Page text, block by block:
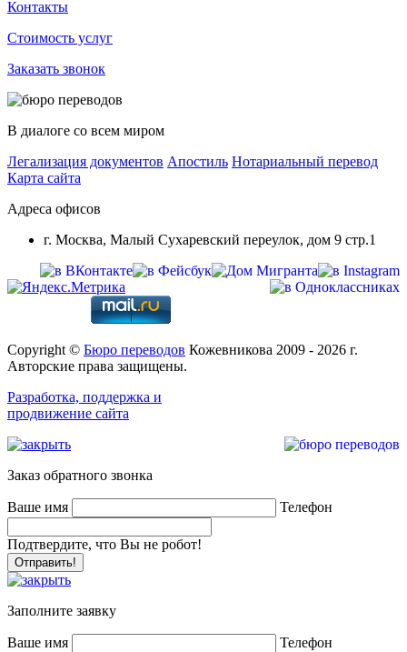
Контакты
Стоимость услуг
Заказать звонок
В диалоге со всем миром
Легализация документов Апостиль Нотариальный перевод
Карта сайта
Адреса офисов
г. Москва, Малый Сухаревский переулок, дом 9 стр.1
Copyright © Бюро переводов Кожевникова 2009 - 2026 г.
Авторские права защищены.
Разработка, поддержка и
продвижение сайта
Заказ обратного звонка
Ваше имя Телефон
Подтвердите, что Вы не робот!
Заполните заявку
Ваше имя
Телефон